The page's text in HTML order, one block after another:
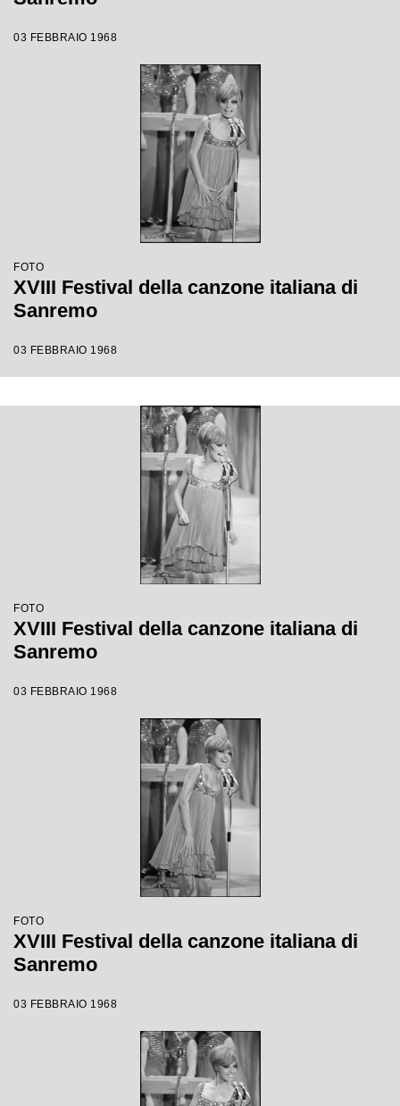
03 FEBBRAIO 1968
FOTO
XVIII Festival della canzone italiana di
Sanremo
03 FEBBRAIO 1968
FOTO
XVIII Festival della canzone italiana di
Sanremo
03 FEBBRAIO 1968
FOTO
XVIII Festival della canzone italiana di
Sanremo
03 FEBBRAIO 1968